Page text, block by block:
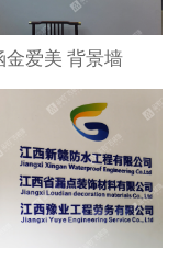
金爱美 背景墙